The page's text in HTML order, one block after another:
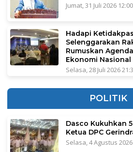
Jumat, 31 Juli 2026
Hadapi
Selenggarakan
Rumuskan
Ekonomi Nasional
Selasa, 28 Juli 2026
POLITIK
Dasco Kukuhkan
Ketua DPC
Selasa, 4 Agustus